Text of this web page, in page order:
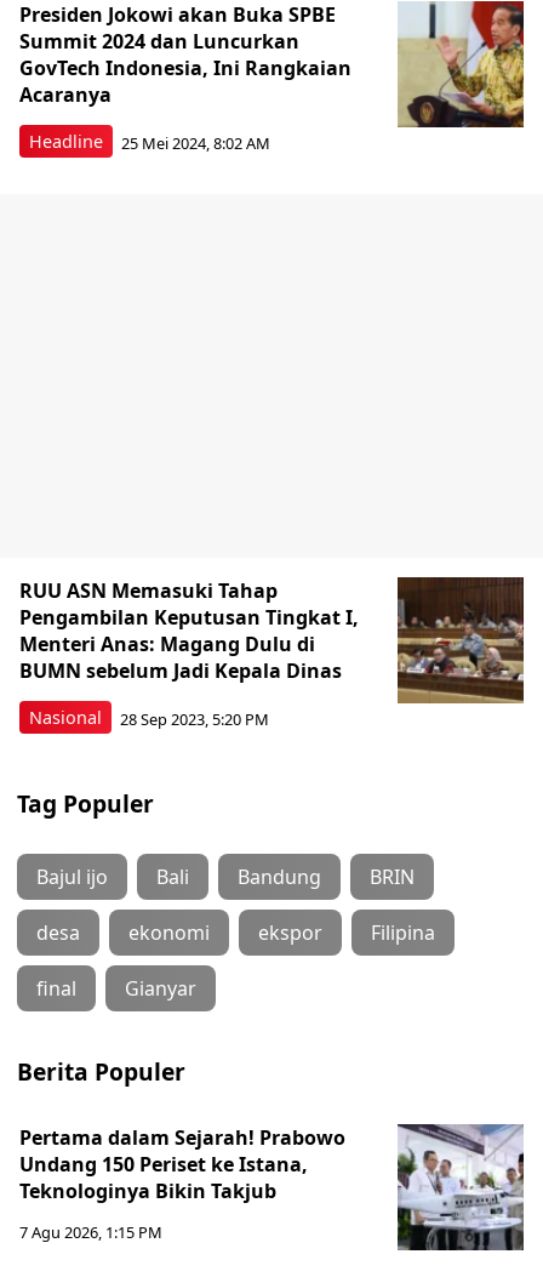
Headline
Presiden Jokowi akan Buka SPBE
Summit 2024 dan Luncurkan
GovTech Indonesia, Ini Rangkaian
Acaranya
25 Mei 2024, 8:02 AM
Nasional
RUU ASN Memasuki Tahap
Pengambilan Keputusan Tingkat I,
Menteri Anas: Magang Dulu di
BUMN sebelum Jadi Kepala Dinas
28 Sep 2023, 5:20 PM
Tag Populer
Bajul ijo Bali Bandung BRIN
desa ekonomi ekspor Filipina
final Gianyar
Berita Populer
Pertama dalam Sejarah! Prabowo
Undang 150 Periset ke Istana,
Teknologinya Bikin Takjub
7 Agu 2026, 1:15 PM